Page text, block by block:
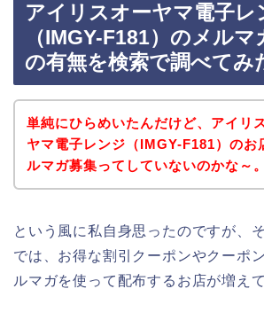
アイリスオーヤマ電子レ
（IMGY-F181）のメル
の有無を検索で調べてみ
単純にひらめいたんだけど、アイリ
ヤマ電子レンジ（IMGY-F181）のお
ルマガ募集ってしていないのかな～。
という風に私自身思ったのですが、
では、お得な割引クーポンやクーポ
ルマガを使って配布するお店が増え